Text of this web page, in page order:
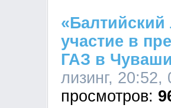
«Балтийский
участие в
ГАЗ в
лизинг, 20:52,